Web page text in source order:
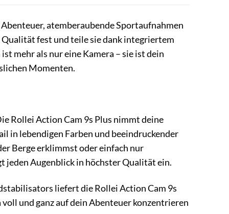
atemberaubende Sportaufnahmen
fest und teile sie dank integriertem
mehr als nur eine Kamera – sie ist dein
Momenten.
Rollei Action Cam 9s Plus nimmt deine
in lebendigen Farben und beeindruckender
Berge erklimmst oder einfach nur
jeden Augenblick in höchster Qualität ein.
liefert die Rollei Action Cam 9s
und ganz auf dein Abenteuer konzentrieren